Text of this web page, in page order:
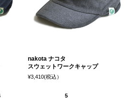
nakota ナコタ
スウェットワークキャップ
¥3,410(税込）